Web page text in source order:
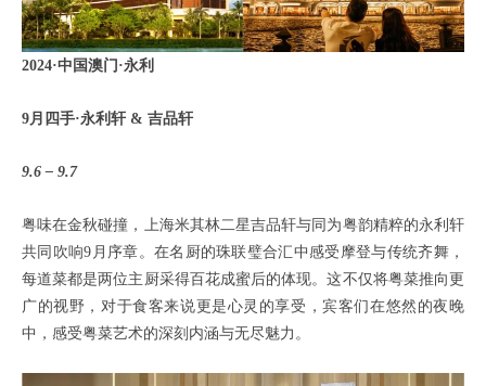
2024·中国澳门·永利
9月四手·永利轩 & 吉品轩
9.6 – 9.7
粤味在金秋碰撞，上海米其林二星吉品轩与同为粤韵精粹的永利轩
共同吹响9月序章。在名厨的珠联璧合汇中感受摩登与传统齐舞，
每道菜都是两位主厨采得百花成蜜后的体现。这不仅将粤菜推向更
广的视野，对于食客来说更是心灵的享受，宾客们在悠然的夜晚
中，感受粤菜艺术的深刻内涵与无尽魅力。